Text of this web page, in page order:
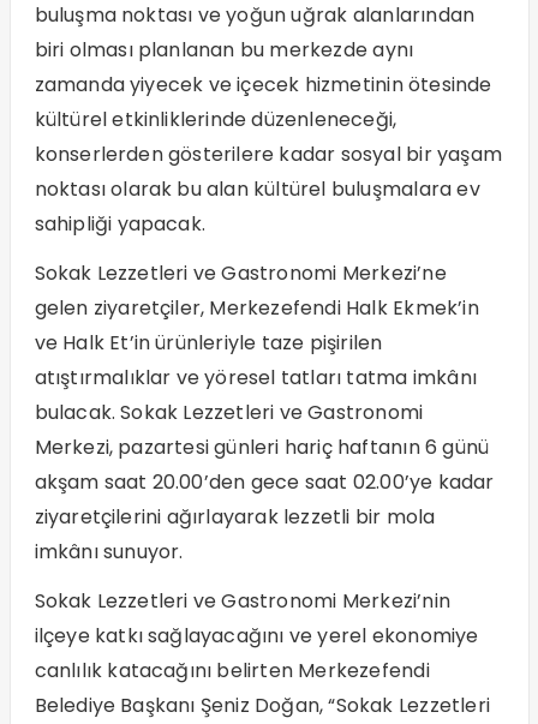
buluşma noktası ve yoğun uğrak alanlarından
biri olması planlanan bu merkezde aynı
zamanda yiyecek ve içecek hizmetinin ötesinde
kültürel etkinliklerinde düzenleneceği,
konserlerden gösterilere kadar sosyal bir yaşam
noktası olarak bu alan kültürel buluşmalara ev
sahipliği yapacak.
Sokak Lezzetleri ve Gastronomi Merkezi’ne
gelen ziyaretçiler, Merkezefendi Halk Ekmek’in
ve Halk Et’in ürünleriyle taze pişirilen
atıştırmalıklar ve yöresel tatları tatma imkânı
bulacak. Sokak Lezzetleri ve Gastronomi
Merkezi, pazartesi günleri hariç haftanın 6 günü
akşam saat 20.00’den gece saat 02.00’ye kadar
ziyaretçilerini ağırlayarak lezzetli bir mola
imkânı sunuyor.
Sokak Lezzetleri ve Gastronomi Merkezi’nin
ilçeye katkı sağlayacağını ve yerel ekonomiye
canlılık katacağını belirten Merkezefendi
Belediye Başkanı Şeniz Doğan, “Sokak Lezzetleri